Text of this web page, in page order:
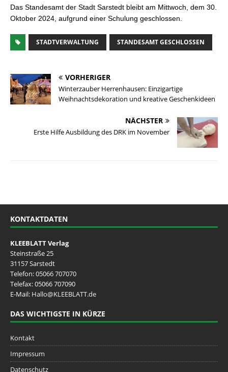
Das Standesamt der Stadt Sarstedt bleibt am Mittwoch, dem 30.
Oktober 2024, aufgrund einer Schulung geschlossen.
STADTVERWALTUNG STANDESAMT GESCHLOSSEN
VORHERIGER
Winterzauber Herrenhausen: Einzigartige
Weihnachtsdekoration und kreative Geschenkideen
NÄCHSTER
Erste Hilfe Ausbildung des DRK im November
KONTAKTDATEN
KLEEBLATT Verlag
Steinstraße 25
31157 Sarstedt
Telefon:05066 707070
Telefax: 05066 707090
E-Mail: Hallo@KLEEBLATT.de
DAS WICHTIGSTE IN KÜRZE
Kontakt
Impressum
Datenschutz